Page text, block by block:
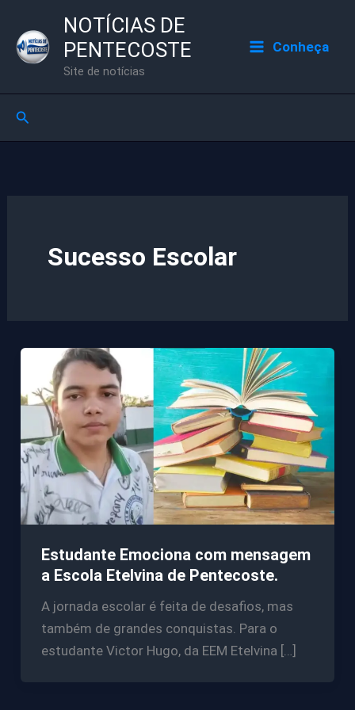
para
NOTÍCIAS DE
PENTECOSTE
Site de notícias
Conheça
Pesquisar
Sucesso Escolar
Estudante Emociona com mensagem
a Escola Etelvina de Pentecoste.
A jornada escolar é feita de desafios, mas
também de grandes conquistas. Para o
estudante Victor Hugo, da EEM Etelvina […]